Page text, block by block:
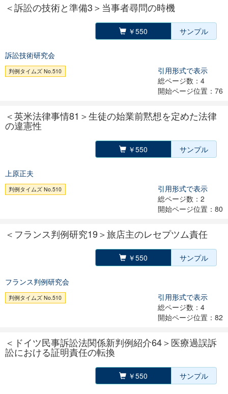
＜訴訟の技術と準備3＞当事者尋問の時機
￥550 サンプル
訴訟技術研究会
判例タイムズ No.510
引用形式で表示
総ページ数：4
開始ページ位置：76
＜英米法律事情81＞生徒の始業前黙想を定めた法律
の違憲性
￥550 サンプル
上原正夫
判例タイムズ No.510
引用形式で表示
総ページ数：2
開始ページ位置：80
＜フランス判例研究19＞旅店主のレセプツム責任
￥550 サンプル
フランス判例研究会
判例タイムズ No.510
引用形式で表示
総ページ数：4
開始ページ位置：82
＜ドイツ民事訴訟法関係新判例紹介64＞医療過誤訴
訟における証明責任の転換
￥550 サンプル